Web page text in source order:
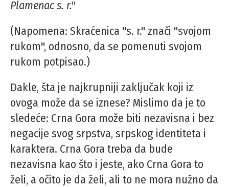
Plamenac s. r."
(Napomena: Skraćenica "s. r." znači "svojom
rukom", odnosno, da se pomenuti svojom
rukom potpisao.)
Dakle, šta je najkrupniji zaključak koji iz
ovoga može da se iznese? Mislimo da je to
sledeće: Crna Gora može biti nezavisna i bez
negacije svog srpstva, srpskog identiteta i
karaktera. Crna Gora treba da bude
nezavisna kao što i jeste, ako Crna Gora to
želi, a očito je da želi, ali to ne mora nužno da